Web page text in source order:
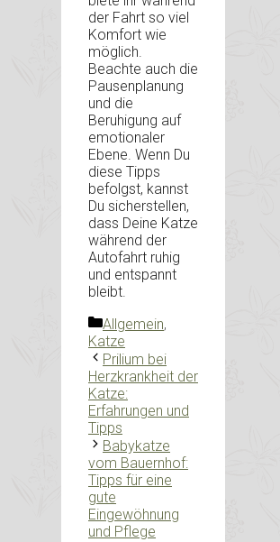
der Fahrt so viel
Komfort wie
möglich.
Beachte auch die
Pausenplanung
und die
Beruhigung auf
emotionaler
Ebene. Wenn Du
diese Tipps
befolgst, kannst
Du sicherstellen,
dass Deine Katze
während der
Autofahrt ruhig
und entspannt
bleibt.
Kategorien
Allgemein,
Katze
Prilium bei
Herzkrankheit der
Katze:
Erfahrungen und
Tipps
Babykatze
vom Bauernhof:
Tipps für eine
gute
Eingewöhnung
und Pflege